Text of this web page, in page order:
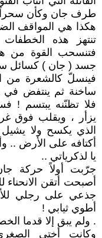
طرف جان وكأن
هكذا هي المواقف
تنتهز هذه الخطفات
فتنسحب القوة من
جسد ( جان ) كسائل
فينسلّ كالشعرة من
ساخنة ثم ينتفض في
فلا تظنّنه يبتسم !
يزأر ، ويقلب فوق
الذي يكسح ولا
أكتافه على الأرض ..
يا لذكرياتي ..
جرّبت أولاً حركة
أصبحت أتقن
جذعي على رجلي
أطوي ثيابي !
. ولم يبق إلا قدما
وكانت أختي